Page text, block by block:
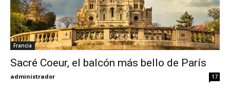
My
Francia
Sacré Coeur, el balcón más bello de París
administrador 17